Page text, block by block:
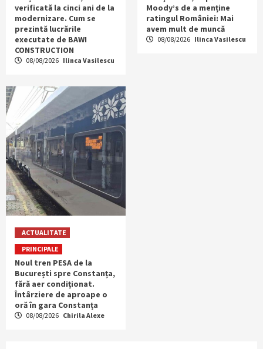
verificată la cinci ani de la
modernizare. Cum se
prezintă lucrările
executate de BAWI
CONSTRUCTION
08/08/2026 Ilinca Vasilescu
Moody’s de a menține
ratingul României: Mai
avem mult de muncă
08/08/2026 Ilinca Vasilescu
ACTUALITATE
PRINCIPALE
Noul tren PESA de la
București spre Constanța,
fără aer condiționat.
Întârziere de aproape o
oră în gara Constanța
08/08/2026 Chirila Alexe